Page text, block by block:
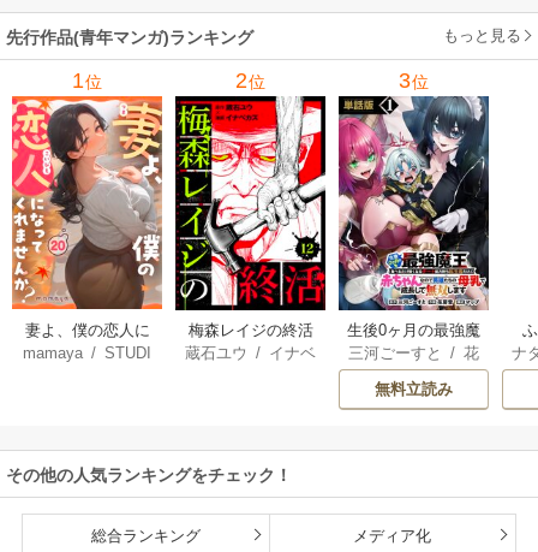
先行作品(青年マンガ)ランキング もっと見る
1位
妻よ、僕の恋人に
なってくれません
mamaya /STUDI
2位
梅森レイジの終活
蔵石ユウ / イナベ
3位
生後0ヶ月の最強魔
王 食べるだけ強
くなるチート能力
持ち転生者だけど
雄たちの母乳で成
三河ごーすと /花
房雪/マップ
無料立読み
ナ
核
その他の人気ランキングをチェック！
総合ランキング メディア化